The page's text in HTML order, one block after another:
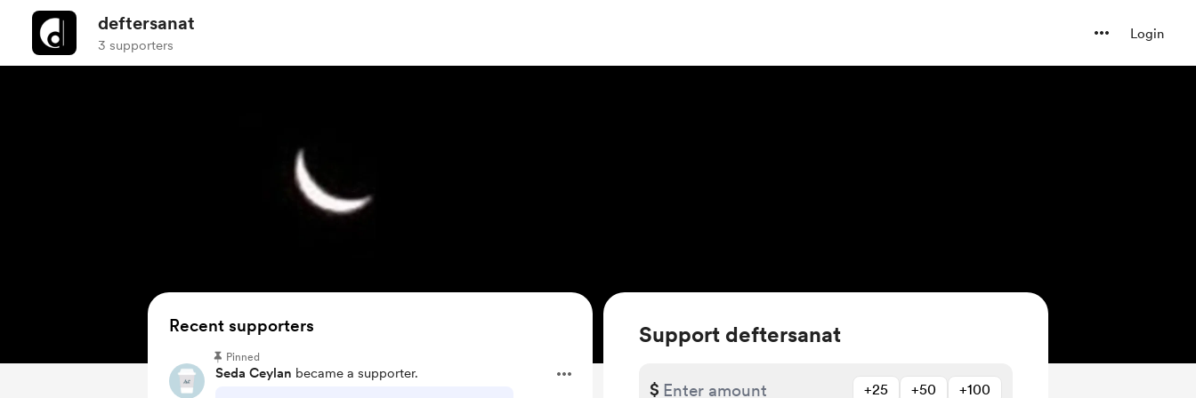
deftersanat
3 supporters
Login
Support deftersanat
$ +25 +50 +100
Recent supporters
Seda Ceylan became a supporter.
Pinned